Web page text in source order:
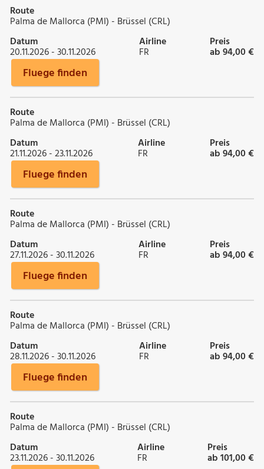
Route
Palma de Mallorca (PMI) - Brüssel (CRL)
Datum
20.11.2026 - 30.11.2026
Airline
FR
Preis
ab 94,00 €
Fluege finden
Route
Palma de Mallorca (PMI) - Brüssel (CRL)
Datum
21.11.2026 - 23.11.2026
Airline
FR
Preis
ab 94,00 €
Fluege finden
Route
Palma de Mallorca (PMI) - Brüssel (CRL)
Datum
27.11.2026 - 30.11.2026
Airline
FR
Preis
ab 94,00 €
Fluege finden
Route
Palma de Mallorca (PMI) - Brüssel (CRL)
Datum
28.11.2026 - 30.11.2026
Airline
FR
Preis
ab 94,00 €
Fluege finden
Route
Palma de Mallorca (PMI) - Brüssel (CRL)
Datum
23.11.2026 - 30.11.2026
Airline
FR
Preis
ab 101,00 €